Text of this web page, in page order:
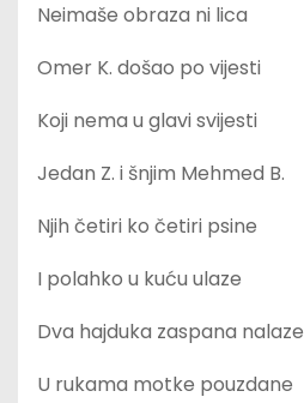
Neimaše obraza ni lica
Omer K. došao po vijesti
Koji nema u glavi svijesti
Jedan Z. i šnjim Mehmed B.
Njih četiri ko četiri psine
I polahko u kuću ulaze
Dva hajduka zaspana nalaze
U rukama motke pouzdane